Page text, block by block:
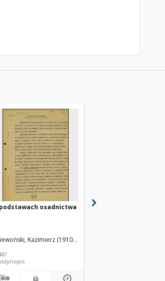
osadnictwa
Kazimierz (1910-1994).